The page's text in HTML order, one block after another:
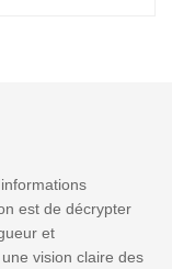
est de décrypter
et
vision claire des